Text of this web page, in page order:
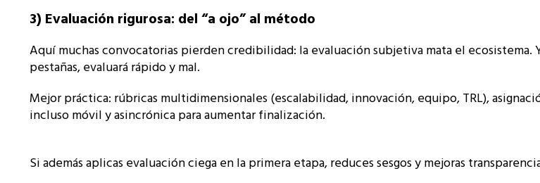
3) Evaluación rigurosa: del “a ojo” al método
Aquí muchas convocatorias pierden credibilidad: la evaluación subjetiva mata el ecosistema.
pestañas, evaluará rápido y mal.
Mejor práctica: rúbricas multidimensionales (escalabilidad, innovación, equipo, TRL),
incluso móvil y asincrónica para aumentar finalización.
Si además aplicas evaluación ciega en la primera etapa, reduces sesgos y mejoras